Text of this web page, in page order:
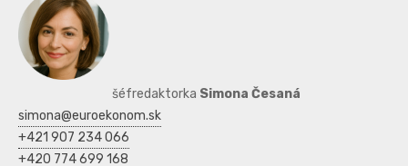
šéfredaktorka Simona Česaná
simona@euroekonom.sk
+421 907 234 066
+420 774 699 168